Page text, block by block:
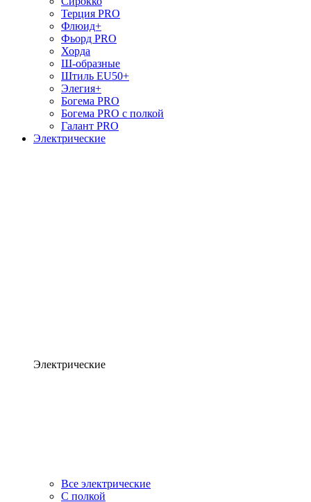
Терция PRO
Флюид+
Фьорд PRO
Хорда
Ш-образные
Штиль EU50+
Элегия+
Богема PRO
Богема PRO с полкой
Галант PRO
Электрические
Электрические
Все электрические
С полкой